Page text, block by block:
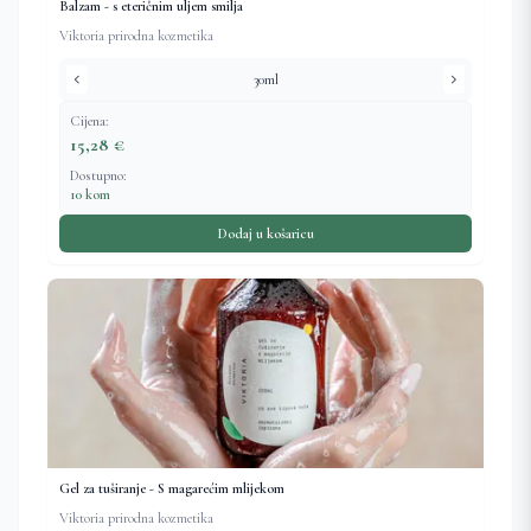
Balzam - s eteričnim uljem smilja
Viktoria prirodna kozmetika
chevron_left 30ml chevron_right
Cijena:
15,28 €
Dostupno:
10 kom
Dodaj u košaricu
Gel za tuširanje - S magarećim mlijekom
Viktoria prirodna kozmetika